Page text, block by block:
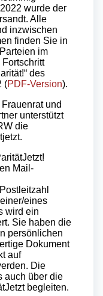
wurde der
Alle
inzwischen
finden Sie in
im
Fortschritt
des
(PDF-Version).
und
unterstützt
die
Mail-
eines
wird ein
Sie haben die
persönlichen
Dokument
auf
Die
auch über die
begleiten.